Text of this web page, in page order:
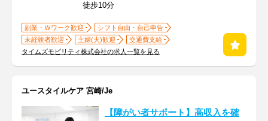
徒歩10分
副業・Ｗワーク歓迎
シフト自由・自己申告
未経験者歓迎
主婦(夫)歓迎
交通費支給
タイムズモビリティ株式会社の求人一覧を見る
ユースタイルケア 宮崎/Je
【障がい者サポート】高収入を確